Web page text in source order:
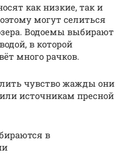
как низкие, так и
могут селиться
Водоемы выбирают
в которой
много рачков.
чувство жажды они
источникам пресной
в